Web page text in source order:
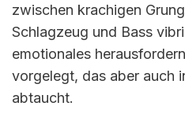
zwischen krachigen
Schlagzeug und Bass
emotionales
vorgelegt, das aber auch
abtaucht.